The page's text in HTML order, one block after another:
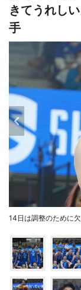
きてうれし
手
14日は調整のために